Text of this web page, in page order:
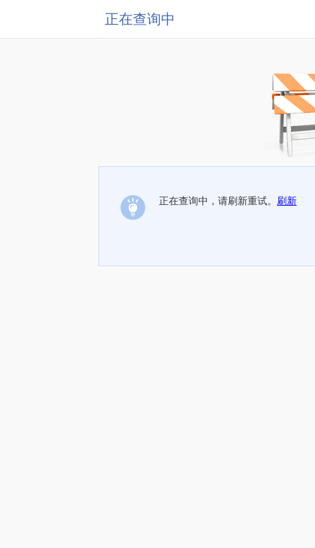
正在查询中
正在查询中，请刷新重试。 刷新